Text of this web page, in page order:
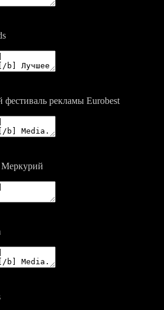
фестиваль рекламы Eurobest